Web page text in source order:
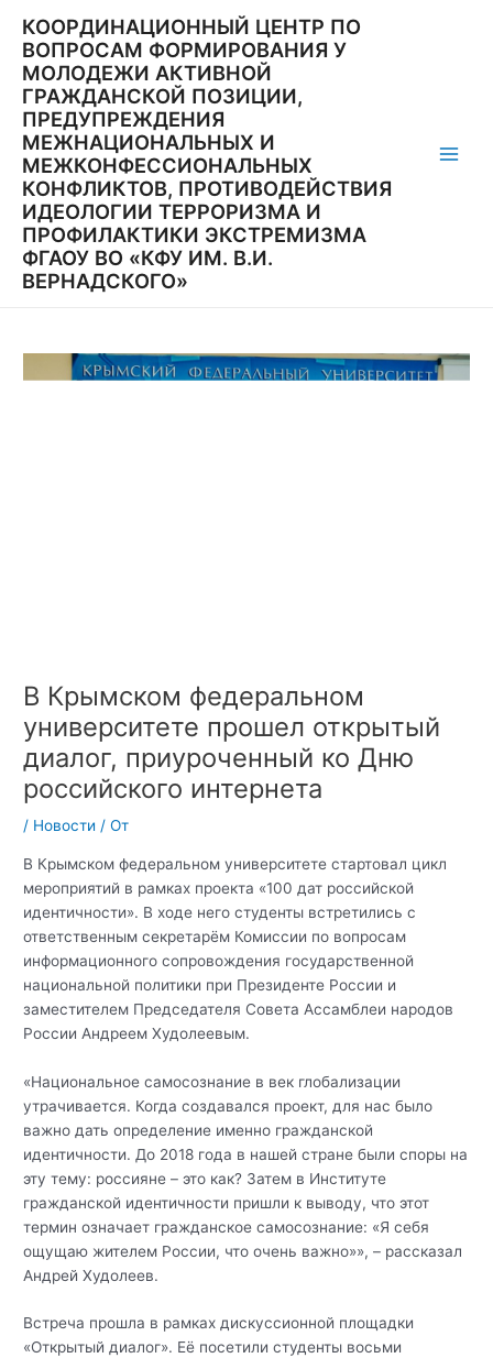
содержимому
КООРДИНАЦИОННЫЙ ЦЕНТР ПО
ВОПРОСАМ ФОРМИРОВАНИЯ У
МОЛОДЕЖИ АКТИВНОЙ
ГРАЖДАНСКОЙ ПОЗИЦИИ,
ПРЕДУПРЕЖДЕНИЯ
МЕЖНАЦИОНАЛЬНЫХ И
МЕЖКОНФЕССИОНАЛЬНЫХ
КОНФЛИКТОВ, ПРОТИВОДЕЙСТВИЯ
ИДЕОЛОГИИ ТЕРРОРИЗМА И
ПРОФИЛАКТИКИ ЭКСТРЕМИЗМА
ФГАОУ ВО «КФУ ИМ. В.И.
ВЕРНАДСКОГО»
В Крымском федеральном
университете прошел открытый
диалог, приуроченный ко Дню
российского интернета
/ Новости / От
В Крымском федеральном университете стартовал цикл
мероприятий в рамках проекта «100 дат российской
идентичности». В ходе него студенты встретились с
ответственным секретарём Комиссии по вопросам
информационного сопровождения государственной
национальной политики при Президенте России и
заместителем Председателя Совета Ассамблеи народов
России Андреем Худолеевым.
«Национальное самосознание в век глобализации
утрачивается. Когда создавался проект, для нас было
важно дать определение именно гражданской
идентичности. До 2018 года в нашей стране были споры на
эту тему: россияне – это как? Затем в Институте
гражданской идентичности пришли к выводу, что этот
термин означает гражданское самосознание: «Я себя
ощущаю жителем России, что очень важно»», – рассказал
Андрей Худолеев.
Встреча прошла в рамках дискуссионной площадки
«Открытый диалог». Её посетили студенты восьми